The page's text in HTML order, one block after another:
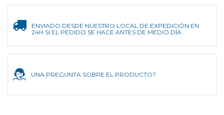
ENVIADO DESDE NUESTRO LOCAL DE EXPEDICIÓN EN
24H SI EL PEDIDO SE HACE ANTES DE MEDIO DÍA
UNA PREGUNTA SOBRE EL PRODUCTO?